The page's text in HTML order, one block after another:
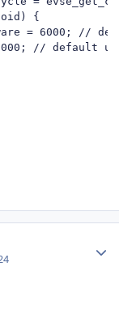
{